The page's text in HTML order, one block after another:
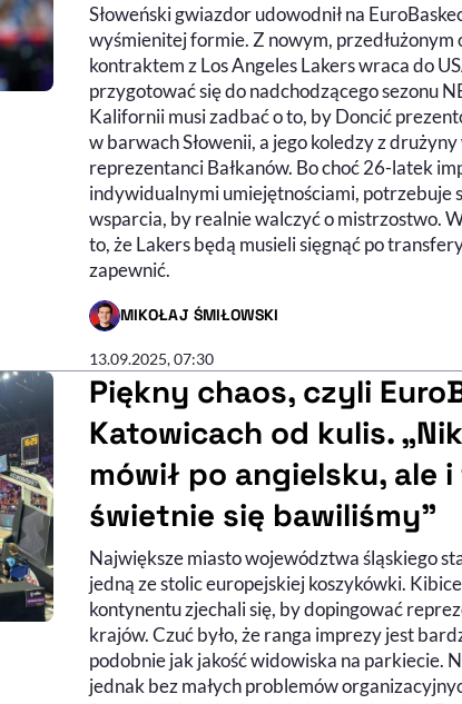
Słoweński gwiazdor udowodnił na
wyśmienitej formie. Z nowym, przedłużonym
kontraktem z Los Angeles Lakers wraca do
przygotować się do nadchodzącego sezonu
Kalifornii musi zadbać o to, by Doncić
w barwach Słowenii, a jego koledzy z
reprezentanci Bałkanów. Bo choć 26-latek
indywidualnymi umiejętnościami, potrzebuje
wsparcia, by realnie walczyć o mistrzostwo.
to, że Lakers będą musieli sięgnąć po
zapewnić.
MIKOŁAJ ŚMIŁOWSKI
- AUTOR ARTYKUŁU - PROFIL
13.09.2025, 07:30
Piękny chaos, czyli
Katowicach od kulis.
mówił po angielsku, ale
świetnie się bawiliśmy”
Największe miasto województwa śląskiego
jedną ze stolic europejskiej koszykówki. Kibice
kontynentu zjechali się, by dopingować
krajów. Czuć było, że ranga imprezy jest
podobnie jak jakość widowiska na parkiecie.
jednak bez małych problemów